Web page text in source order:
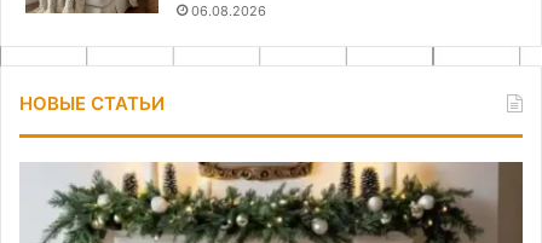
06.08.2026
НОВЫЕ СТАТЬИ